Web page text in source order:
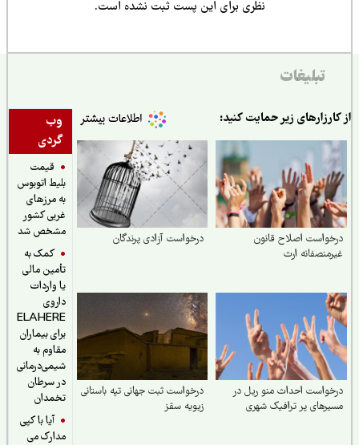
نظری برای این پست ثبت نشده است.
تبلیغات
وب
گردی
قیمت
بلیط اتوبوس
به مرزهای
غربی کشور
مشخص شد
کمک به
تأمین مالی
یا واردات
داروی
ELAHERE
برای بیماران
مقاوم به
شیمی‌درمانی
در سرطان
تخمدان
آیا با کپی
مدارک می
از کارزارهای زیر حمایت کنید:
درخواست اصلاح قانون
غیرمنصفانه ارث
درخواست آزادی پرندگان
درخواست احداث منو ریل در
مسیرهای پر ترافیک شهری
درخواست ثبت جهانی تپه باستانی
زیویه سقز